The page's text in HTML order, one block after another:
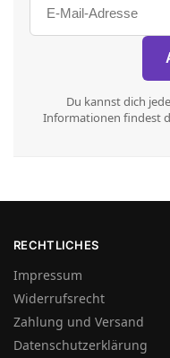
Du kannst dich
Informationen findest
RECHTLICHES
Impressum
Widerrufsrecht
Zahlung und Versand
Datenschutzerklärung